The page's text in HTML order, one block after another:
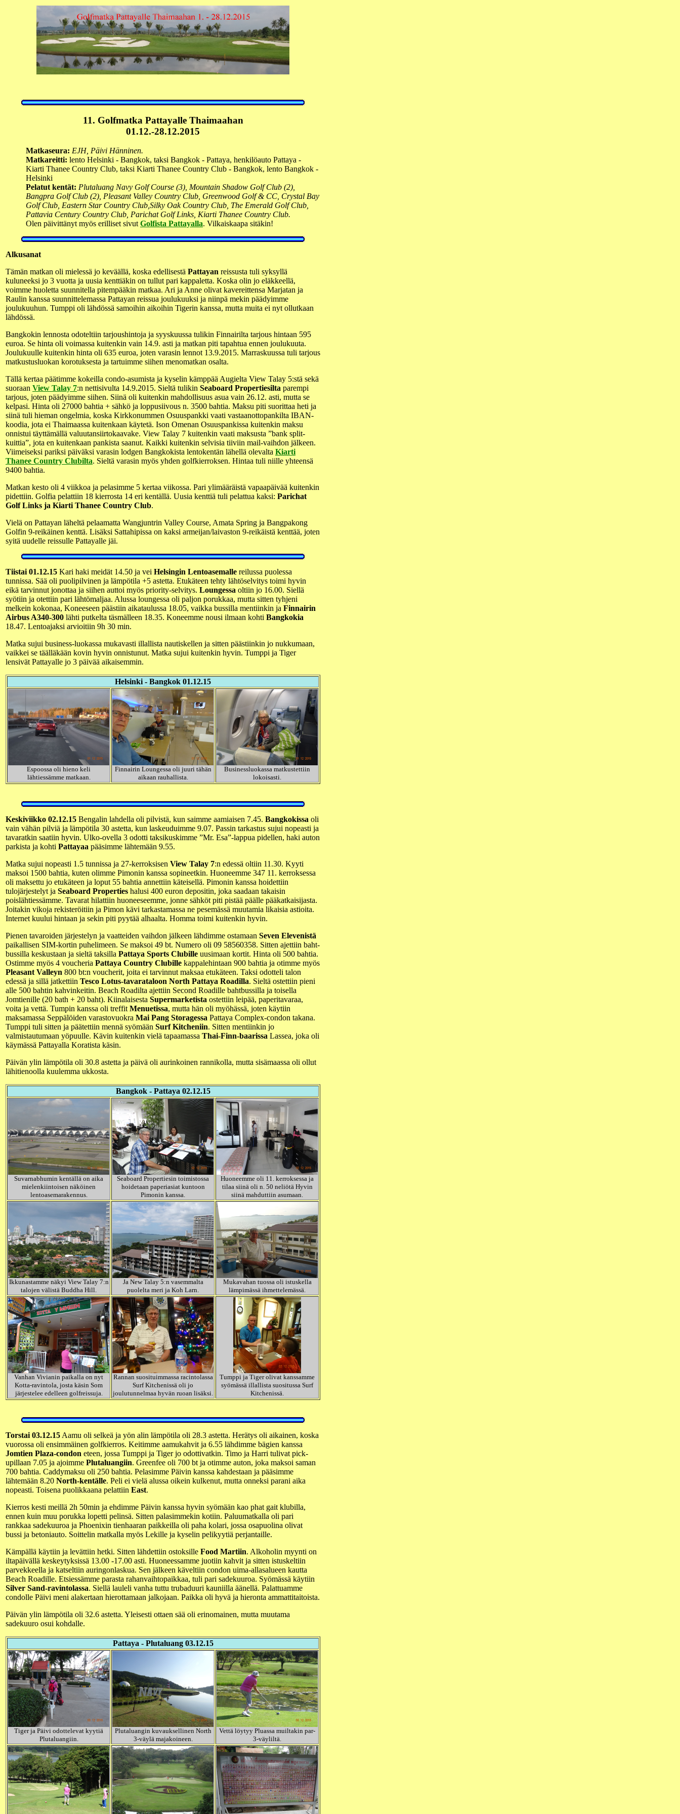
11. Golfmatka PattayalleThaimaahan
01.12.-28.12.2015
Matkaseura: EJH, Päivi Hänninen.
Matkareitti: lento Helsinki - Bangkok, taksi Bangkok - Pattaya, henkilöauto Pattaya -
Kiarti Thanee Country Club, taksi Kiarti Thanee Country Club - Bangkok, lento Bangkok -
Helsinki
Pelatut kentät: Plutaluang Navy Golf Course (3), Mountain Shadow Golf Club (2),
Bangpra Golf Club (2), Pleasant Valley Country Club, Greenwood Golf & CC, Crystal Bay
Golf Club, Eastern Star Country Club,Silky Oak Country Club, The Emerald Golf Club,
Pattavia Century Country Club, Parichat Golf Links, Kiarti Thanee Country Club.
Olen päivittänyt myös erilliset sivutGolfista Pattayalla. Vilkaiskaapa sitäkin!
Alkusanat
Tämän matkan oli mielessä jo keväällä, koska edellisestä Pattayan reissusta tuli syksyllä
kuluneeksi jo 3 vuotta ja uusia kenttiäkin on tullut pari kappaletta. Koska olin jo eläkkeellä,
voimme huoletta suunnitella pitempääkin matkaa. Ari ja Anne olivat kavereittensa Marjatan ja
Raulin kanssa suunnittelemassa Pattayan reissua joulukuuksi ja niinpä mekin päädyimme
joulukuuhun. Tumppi oli lähdössä samoihin aikoihin Tigerin kanssa, mutta muita ei nyt ollutkaan
lähdössä.
Bangkokin lennosta odoteltiin tarjoushintoja ja syyskuussa tulikin Finnairilta tarjous hintaan 595
euroa. Se hinta oli voimassa kuitenkin vain 14.9. asti ja matkan piti tapahtua ennen joulukuuta.
Joulukuulle kuitenkin hinta oli 635 euroa, joten varasin lennot 13.9.2015. Marraskuussa tuli tarjous
matkustusluokan korotuksesta ja tartuimme siihen menomatkan osalta.
Tällä kertaa päätimme kokeilla condo-asumista ja kyselin kämppää Augielta View Talay 5:stä sekä
suoraan View Talay 7:n nettisivulta 14.9.2015. Sieltä tulikin Seaboard Propertiesilta parempi
tarjous, joten päädyimme siihen. Siinä oli kuitenkin mahdollisuus asua vain 26.12. asti, mutta se
kelpasi. Hinta oli 27000 bahtia + sähkö ja loppusiivous n. 3500 bahtia. Maksu piti suorittaa heti ja
siinä tuli hieman ongelmia, koska Kirkkonummen Osuuspankki vaati vastaanottopankilta IBAN-
koodia, jota ei Thaimaassa kuitenkaan käytetä. Ison Omenan Osuuspankissa kuitenkin maksu
onnistui täyttämällä valuutansiirtokaavake. View Talay 7 kuitenkin vaati maksusta ”bank split-
kuittia”, jota en kuitenkaan pankista saanut. Kaikki kuitenkin selvisia tiiviin mail-vaihdon jälkeen.
Viimeiseksi pariksi päiväksi varasin lodgen Bangkokista lentokentän lähellä olevalta Kiarti
Thanee Country Clubilta. Sieltä varasin myös yhden golfkierroksen. Hintaa tuli niille yhteensä
9400 bahtia.
Matkan kesto oli 4 viikkoa ja pelasimme 5 kertaa viikossa. Pari ylimääräistä vapaapäivää kuitenkin
pidettiin. Golfia pelattiin 18 kierrosta 14 eri kentällä. Uusia kenttiä tuli pelattua kaksi: Parichat
Golf Links ja Kiarti Thanee Country Club.
Vielä on Pattayan läheltä pelaamatta Wangjuntrin Valley Course, Amata Spring ja Bangpakong
Golfin 9-reikäinen kenttä. Lisäksi Sattahipissa on kaksi armeijan/laivaston 9-reikäistä kenttää, joten
syitä uudelle reissulle Pattayalle jäi.
Tiistai 01.12.15 Kari haki meidät 14.50 ja vei Helsingin Lentoasemalle reilussa puolessa
tunnissa. Sää oli puolipilvinen ja lämpötila +5 astetta. Etukäteen tehty lähtöselvitys toimi hyvin
eikä tarvinnut jonottaa ja siihen auttoi myös priority-selvitys. Loungessa oltiin jo 16.00. Siellä
syötiin ja otettiin pari lähtömaljaa. Alussa loungessa oli paljon porukkaa, mutta sitten tyhjeni
melkein kokonaa, Koneeseen päästiin aikataulussa 18.05, vaikka bussilla mentiinkin ja Finnairin
Airbus A340-300 lähti putkelta täsmälleen 18.35. Koneemme nousi ilmaan kohti Bangkokia
18.47. Lentoajaksi arvioitiin 9h 30 min.
Matka sujui business-luokassa mukavasti illallista nautiskellen ja sitten päästiinkin jo nukkumaan,
vaikkei se täälläkään kovin hyvin onnistunut. Matka sujui kuitenkin hyvin. Tumppi ja Tiger
lensivät Pattayalle jo 3 päivää aikaisemmin.
Helsinki - Bangkok 01.12.15
Espoossa oli hieno keli
lähtiessämme matkaan.
Finnairin Loungessa oli juuri tähän
aikaan rauhallista.
Businessluokassa matkustettiin
lokoisasti.
Keskiviikko 02.12.15 Bengalin lahdella oli pilvistä, kun saimme aamiaisen 7.45. Bangkokissa oli
vain vähän pilviä ja lämpötila 30 astetta, kun laskeuduimme 9.07. Passin tarkastus sujui nopeasti ja
tavaratkin saatiin hyvin. Ulko-ovella 3 odotti taksikuskimme ”Mr. Esa”-lappua pidellen, haki auton
parkista ja kohti Pattayaa pääsimme lähtemään 9.55.
Matka sujui nopeasti 1.5 tunnissa ja 27-kerroksisen View Talay 7:n edessä oltiin 11.30. Kyyti
maksoi 1500 bahtia, kuten olimme Pimonin kanssa sopineetkin. Huoneemme 347 11. kerroksessa
oli maksettu jo etukäteen ja loput 55 bahtia annettiin käteisellä. Pimonin kanssa hoidettiin
tulojärjestelyt ja Seaboard Properties halusi 400 euron depositin, joka saadaan takaisin
poislähtiessämme. Tavarat hilattiin huoneeseemme, jonne sähköt piti pistää päälle pääkatkaisijasta.
Joitakin vikoja rekisteröitiin ja Pimon kävi tarkastamassa ne pesemässä muutamia likaisia astioita.
Internet kuului hintaan ja sekin piti pyytää alhaalta. Homma toimi kuitenkin hyvin.
Pienen tavaroiden järjestelyn ja vaatteiden vaihdon jälkeen lähdimme ostamaan Seven Elevenistä
paikallisen SIM-kortin puhelimeen. Se maksoi 49 bt. Numero oli 09 58560358. Sitten ajettiin baht-
bussilla keskustaan ja sieltä taksilla Pattaya Sports Clubille uusimaan kortit. Hinta oli 500 bahtia.
Ostimme myös 4 voucheria Pattaya Country Clubille kappalehintaan 900 bahtia ja otimme myös
Pleasant Valleyn 800 bt:n voucherit, joita ei tarvinnut maksaa etukäteen. Taksi odotteli talon
edessä ja sillä jatkettiin Tesco Lotus-tavarataloon North Pattaya Roadilla. Sieltä ostettiin pieni
alle 500 bahtin kahvinkeitin. Beach Roadilta ajettiin Second Roadille bahtbussilla ja toisella
Jomtienille (20 bath + 20 baht). Kiinalaisesta Supermarketista ostettiin leipää, paperitavaraa,
voita ja vettä. Tumpin kanssa oli treffitMenuetissa, mutta hän oli myöhässä, joten käytiin
maksamassa Seppälöiden varastovuokra Mai Pang Storagessa Pattaya Complex-condon takana.
Tumppi tuli sitten ja päätettiin mennä syömään Surf Kitcheniin. Sitten mentiinkin jo
valmistautumaan yöpuulle. Kävin kuitenkin vielä tapaamassa Thai-Finn-baarissa Lassea, joka oli
käymässä Pattayalla Koratista käsin.
Päivän ylin lämpötila oli 30.8 astetta ja päivä oli aurinkoinen rannikolla, mutta sisämaassa oli ollut
lähitienoolla kuulemma ukkosta.
Bangkok - Pattaya 02.12.15
Suvarnabhumin kentällä on aika
mielenkiintoisen näköinen
lentoasemarakennus.
Seaboard Propertiesin toimistossa
hoidetaan paperiasiat kuntoon
Pimonin kanssa.
Huoneemme oli 11. kerroksessa ja
tilaa siinä oli n. 50 neliötä Hyvin
siinä mahduttiin asumaan.
Ikkunastamme näkyi View Talay 7:n
talojen välistä Buddha Hill.
Ja New Talay 5:n vasemmalta
puolelta meri ja Koh Larn.
Mukavahan tuossa oli istuskella
lämpimässä ihmettelemässä.
Vanhan Vivianin paikalla on nyt
Kotta-ravintola, josta käsin Som
järjestelee edelleen golfreissuja.
Rannan suosituimmassa racintolassa
Surf Kitchenissä oli jo
joulutunnelmaa hyvän ruoan lisäksi.
Tumppi ja Tiger olivat kanssamme
syömässä illallista suositussa Surf
Kitchenissä.
Torstai 03.12.15Aamu oli selkeä ja yön alin lämpötila oli 28.3 astetta. Herätys oli aikainen, koska
vuorossa oli ensimmäinen golfkierros. Keitimme aamukahvit ja 6.55 lähdimme bägien kanssa
Jomtien Plaza-condon eteen, jossa Tumppi ja Tiger jo odottivatkin. Timo ja Harri tulivat pick-
upillaan 7.05 ja ajoimme Plutaluangiin. Greenfee oli 700 bt ja otimme auton, joka maksoi saman
700 bahtia. Caddymaksu oli 250 bahtia. Pelasimme Päivin kanssa kahdestaan ja pääsimme
lähtemään 8.20 North-kentälle. Peli ei vielä alussa oikein kulkenut, mutta onneksi parani aika
nopeasti. Toisena puolikkaana pelattiin East.
Kierros kesti meillä 2h 50min ja ehdimme Päivin kanssa hyvin syömään kao phat gait klubilla,
ennen kuin muu porukka lopetti pelinsä. Sitten palasimmekin kotiin. Paluumatkalla oli pari
rankkaa sadekuuroa ja Phoenixin tienhaaran paikkeilla oli paha kolari, jossa osapuolina olivat
bussi ja betoniauto. Soittelin matkalla myös Lekille ja kyselin pelikyytiä perjantaille.
Kämpällä käytiin ja levättiin hetki. Sitten lähdettiin ostoksille Food Martiin. Alkoholin myynti on
iltapäivällä keskeytyksissä 13.00 -17.00 asti. Huoneessamme juotiin kahvit ja sitten istuskeltiin
parvekkeella ja katseltiin auringonlaskua. Sen jälkeen käveltiin condon uima-allasalueen kautta
Beach Roadille. Etsiessämme parasta rahanvaihtopaikkaa, tuli pari sadekuuroa. Syömässä käytiin
Silver Sand-ravintolassa. Siellä lauleli vanha tuttu trubaduuri kauniilla äänellä. Palattuamme
condolle Päivi meni alakertaan hierottamaan jalkojaan. Paikka oli hyvä ja hieronta ammattitaitoista.
Päivän ylin lämpötila oli 32.6 astetta. Yleisesti ottaen sää oli erinomainen, mutta muutama
sadekuuro osui kohdalle.
Pattaya - Plutaluang 03.12.15
Tiger ja Päivi odottelevat kyytiä
Plutaluangiin.
Plutaluangin kuvauksellinen North
3-väylä majakoineen.
Vettä löytyy Pluassa muiltakin par-
3-väyliltä.